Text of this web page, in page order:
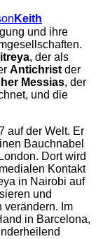
Keith
und ihre
, der als
Antichristder
Messias, der
und die
auf der Welt. Er
Bauchnabel
Dort wird
Kontakt
in Nairobi auf
und
verändern. Im
in Barcelona,